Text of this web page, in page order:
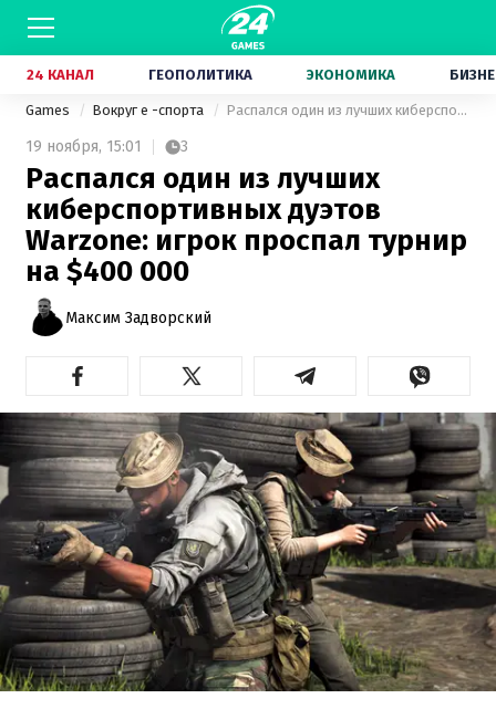
24 КАНАЛ ГЕОПОЛИТИКА ЭКОНОМИКА
Games Вокруг е -спорта Распался один из лучших киберспортивных дуэтов Warzone: игрок проспал турнир на $400 000
19 ноября, 15:01 3
Распался один из лучших
киберспортивных дуэтов
Warzone: игрок проспал турнир
на $400 000
Максим Задворский